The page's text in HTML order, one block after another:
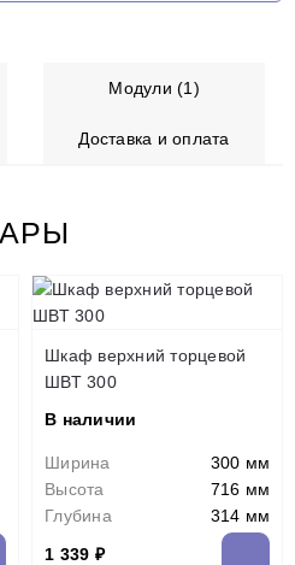
Модули (1)
Доставка и оплата
Шкаф верхний торцевой
ШВТ 300
В наличии
Ширина
300 мм
Высота
716 мм
Глубина
314 мм
1 339 ₽